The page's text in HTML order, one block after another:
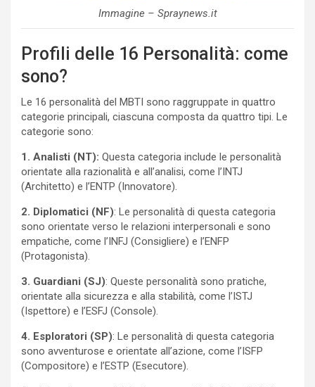
Immagine – Spraynews.it
Profili delle 16 Personalità: come
sono?
Le 16 personalità del MBTI sono raggruppate in quattro
categorie principali, ciascuna composta da quattro tipi. Le
categorie sono:
1. Analisti (NT): Questa categoria include le personalità
orientate alla razionalità e all’analisi, come l’INTJ
(Architetto) e l’ENTP (Innovatore).
2. Diplomatici (NF): Le personalità di questa categoria
sono orientate verso le relazioni interpersonali e sono
empatiche, come l’INFJ (Consigliere) e l’ENFP
(Protagonista).
3. Guardiani (SJ): Queste personalità sono pratiche,
orientate alla sicurezza e alla stabilità, come l’ISTJ
(Ispettore) e l’ESFJ (Console).
4. Esploratori (SP): Le personalità di questa categoria
sono avventurose e orientate all’azione, come l’ISFP
(Compositore) e l’ESTP (Esecutore).